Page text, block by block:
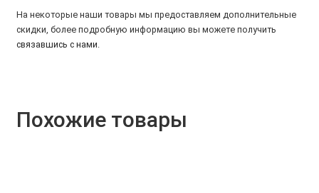
На некоторые наши товары мы предоставляем дополнительные
скидки, более подробную информацию вы можете получить
связавшись с нами
Похожие товары